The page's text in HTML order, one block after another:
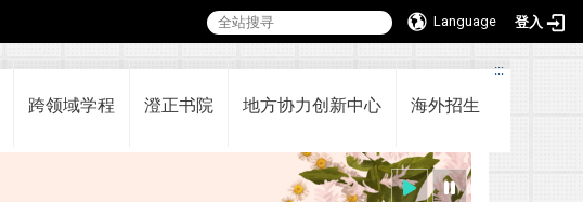
Language 登入
:::
跨领域学程 澄正书院 地方协力创新中心 海外招生